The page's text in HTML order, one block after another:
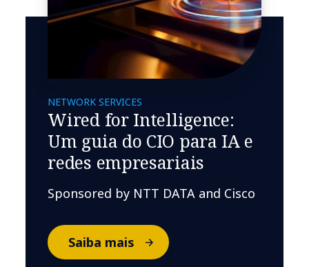
NETWORK SERVICES
Wired for Intelligence:
Um guia do CIO para IA e
redes empresariais
Sponsored by NTT DATA and Cisco
Saiba mais